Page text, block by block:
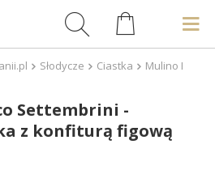
Słodycze Ciastka Mulino
Settembrini -
z konfiturą figową